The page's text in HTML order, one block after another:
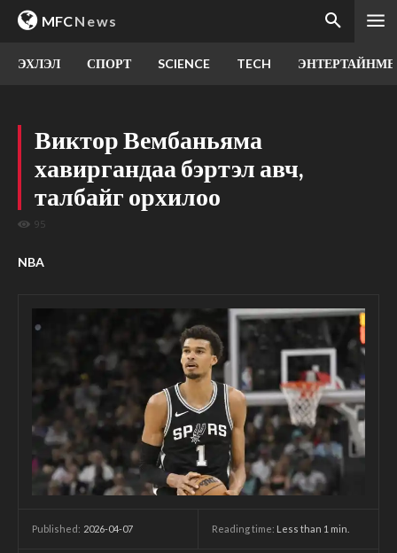
MFCNews
ЭХЛЭЛ СПОРТ SCIENCE TECH
Виктор Вембаньяма
хавиргандаа бэртэл авч,
талбайг орхилоо
95
NBA
Published: 2026-04-07 Reading time: Less than 1 min.